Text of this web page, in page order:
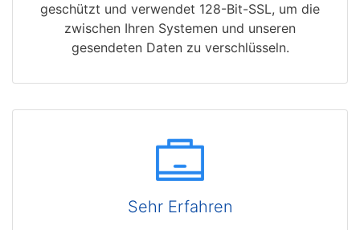
geschützt und verwendet 128-Bit-SSL, um die
zwischen Ihren Systemen und unseren
gesendeten Daten zu verschlüsseln.
Sehr Erfahren